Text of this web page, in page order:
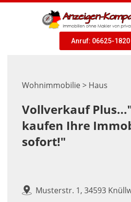
Anruf: 06625-1820
Wohnimmobilie > Haus
Vollverkauf
kaufen Ihre
sofort!"
Musterstr. 1, 34593